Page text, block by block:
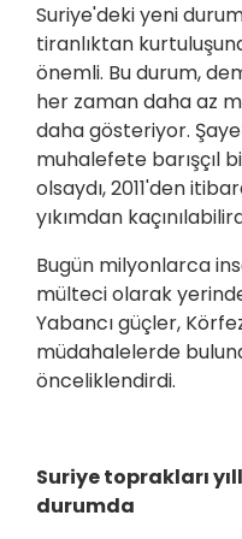
Suriye'deki yeni
tiranlıktan
önemli. Bu durum,
her zaman daha az
daha gösteriyor.
muhalefete barışçıl
olsaydı, 2011'den
yıkımdan
Bugün milyonlarca
mülteci olarak
Yabancı güçler,
müdahalelerde
önceliklendirdi.
Suriye toprakları
durumda